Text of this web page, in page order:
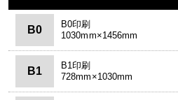
B0
B0印刷
1030mm×1456mm
B1
B1印刷
728mm×1030mm